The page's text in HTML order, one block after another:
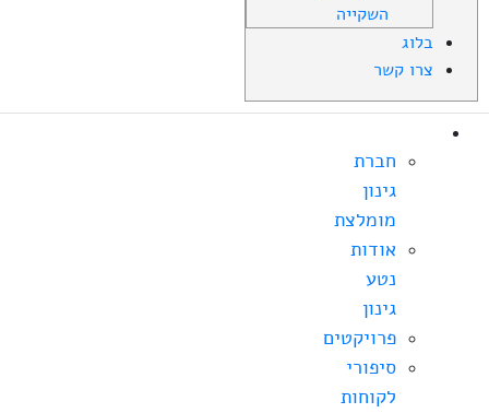
השקייה
בלוג
צרו קשר
חברת
גינון
מומלצת
אודות
נטע
גינון
פרויקטים
סיפורי
לקוחות